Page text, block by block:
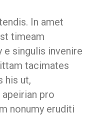
In amet
timeam
e singulis invenire
tacimates
his ut,
pro
nonumy eruditi